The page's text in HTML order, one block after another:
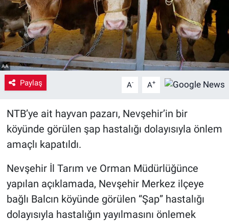
AA
Paylaş A- A+
NTB’ye ait hayvan pazarı, Nevşehir’in bir
köyünde görülen şap hastalığı dolayısıyla önlem
amaçlı kapatıldı.
Nevşehir İl Tarım ve Orman Müdürlüğünce
yapılan açıklamada, Nevşehir Merkez ilçeye
bağlı Balcın köyünde görülen “Şap” hastalığı
dolayısıyla hastalığın yayılmasını önlemek
VEFATLAR